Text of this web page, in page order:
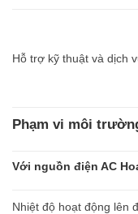
Hỗ trợ kỹ thuật và dịch
Phạm vi môi
Với nguồn điện AC
Nhiệt độ hoạt động lên